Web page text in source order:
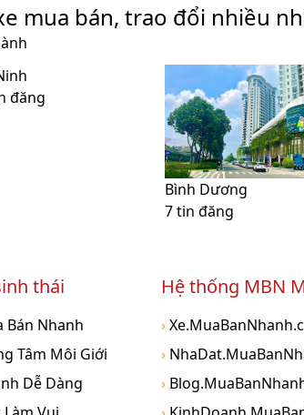
mua bán, trao đổi nhiều
đăng
Bình Dương
7 tin đăng
thái
Bán Nhanh
Tâm Môi Giới
Dễ Dàng
Hệ thống MBN
›
›
›